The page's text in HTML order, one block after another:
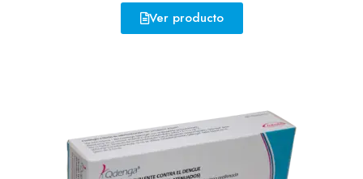
Ver producto